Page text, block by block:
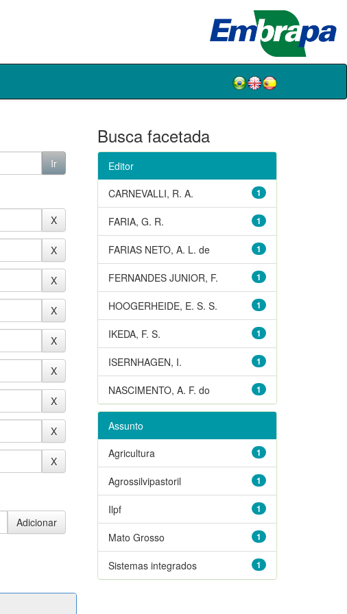
Busca facetada
Editor
1
CARNEVALLI, R. A.
1
FARIA, G. R.
1
FARIAS NETO, A. L. de
1
FERNANDES JUNIOR, F.
1
HOOGERHEIDE, E. S. S.
1
IKEDA, F. S.
1
ISERNHAGEN, I.
1
NASCIMENTO, A. F. do
Assunto
1
Agricultura
1
Agrossilvipastoril
1
Ilpf
1
Mato Grosso
1
Sistemas integrados